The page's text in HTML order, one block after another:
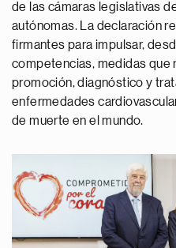
de las cámaras legislativas
autónomas. La declaración
firmantes para impulsar,
competencias, medidas que
promoción, diagnóstico y
enfermedades
de muerte en el mundo.